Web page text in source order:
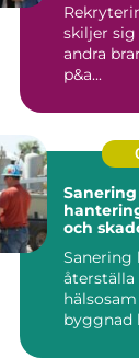
skiljer
andra
p&a...
Sanering i
och
Sanering
byggnad